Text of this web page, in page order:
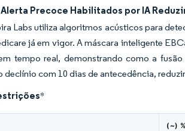
Precoce Habilitados por IA
Labs utiliza algoritmos acústicos para
já em vigor. A máscara inteligente
tempo real, demonstrando como a
declínio com 10 dias de antecedência,
*
(~)